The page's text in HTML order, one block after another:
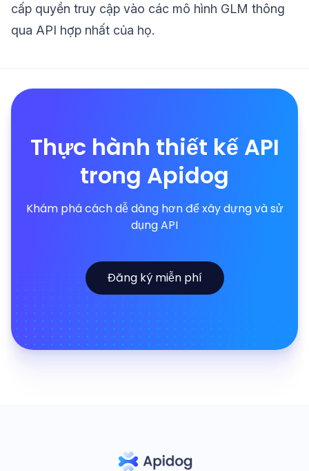
cấp quyền truy cập vào các mô hình GLM thông
qua API hợp nhất của họ.
Thực hành thiết kế API
trong Apidog
Khám phá cách dễ dàng hơn để xây dựng và sử
dụng API
Đăng ký miễn phí